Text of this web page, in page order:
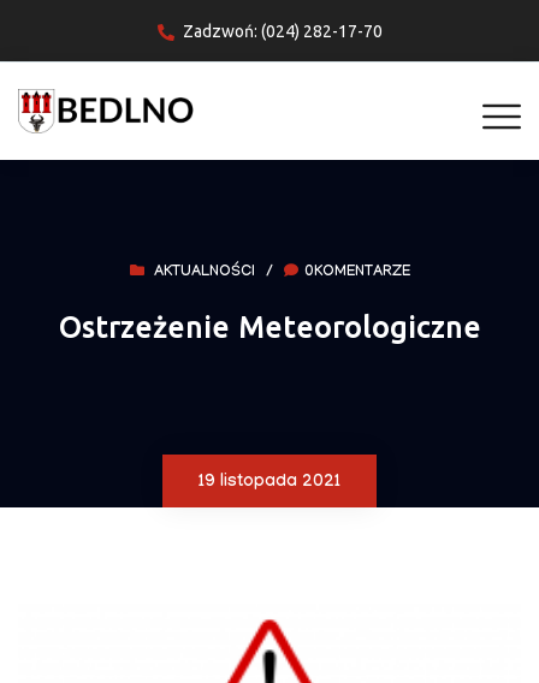
Zadzwoń: (024) 282-17-70
AKTUALNOŚCI / 0KOMENTARZE
Ostrzeżenie Meteorologiczne
19 listopada 2021